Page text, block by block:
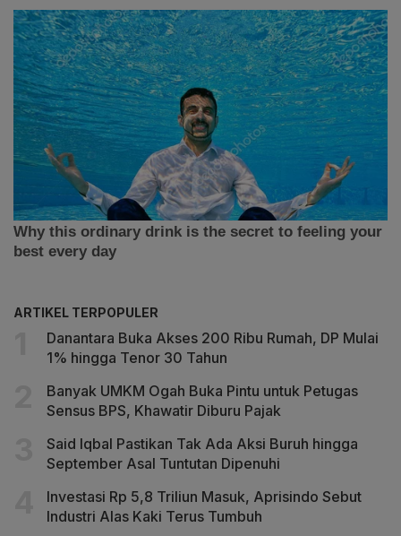
ARTIKEL TERPOPULER
Danantara Buka Akses 200 Ribu Rumah, DP Mulai
1% hingga Tenor 30 Tahun
Banyak UMKM Ogah Buka Pintu untuk Petugas
Sensus BPS, Khawatir Diburu Pajak
Said Iqbal Pastikan Tak Ada Aksi Buruh hingga
September Asal Tuntutan Dipenuhi
Investasi Rp 5,8 Triliun Masuk, Aprisindo Sebut
Industri Alas Kaki Terus Tumbuh